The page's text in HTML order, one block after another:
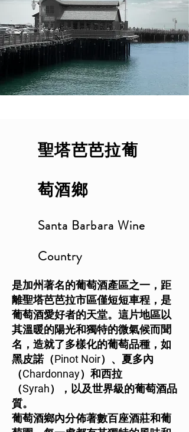
聖塔芭芭拉葡
萄酒鄉
Santa Barbara Wine
Country
是加州著名的葡萄酒產區之一，距
離聖塔芭芭拉市區僅短短車程，是
葡萄酒愛好者的天堂。這片地區以
其溫暖的陽光和獨特的微氣候而聞
名，造就了多樣化的葡萄品種，如
黑皮諾（Pinot Noir）、夏多內
（Chardonnay）和西拉
（Syrah），以及世界級的葡萄酒品
質。
葡萄酒鄉內分佈著數百座酒莊和葡